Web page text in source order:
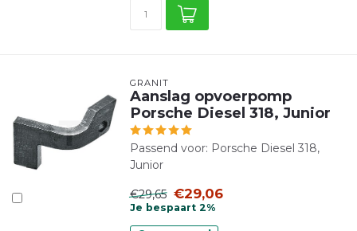
GRANIT
Aanslag opvoerpomp
Porsche Diesel 318, Junior
Passend voor: Porsche Diesel 318,
Junior
€29,65 €29,06
Je bespaart 2%